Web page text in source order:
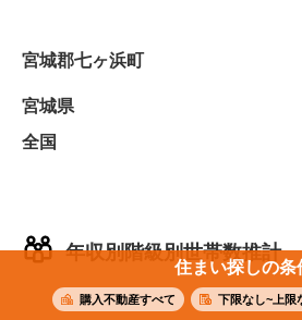
住まい探しの条
購入不動産すべて 下限なし~上限
年収別階級別世帯数推計
宮城郡七ヶ浜町
宮城県
全国